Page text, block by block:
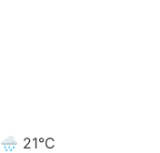
🌧️ 21°C